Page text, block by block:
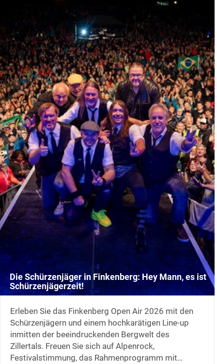
Die Schürzenjäger in Finkenberg: Hey Mann, es ist
Schürzenjägerzeit!
Erleben Sie das Finkenberg Open Air 2026 mit den
Schürzenjägern und einem hochkarätigen Line-up
inmitten der beeindruckenden Bergwelt des
Zillertals. Freuen Sie sich auf Alpenrock,
Festivalstimmung, das Rahmenprogramm mit…